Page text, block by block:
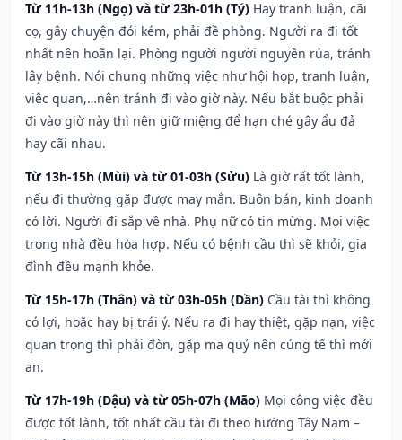
Từ 11h-13h (Ngọ) và từ 23h-01h (Tý) Hay tranh luận, cãi
cọ, gây chuyện đói kém, phải đề phòng. Người ra đi tốt
nhất nên hoãn lại. Phòng người người nguyền rủa, tránh
lây bệnh. Nói chung những việc như hội họp, tranh luận,
việc quan,…nên tránh đi vào giờ này. Nếu bắt buộc phải
đi vào giờ này thì nên giữ miệng để hạn ché gây ẩu đả
hay cãi nhau.
Từ 13h-15h (Mùi) và từ 01-03h (Sửu) Là giờ rất tốt lành,
nếu đi thường gặp được may mắn. Buôn bán, kinh doanh
có lời. Người đi sắp về nhà. Phụ nữ có tin mừng. Mọi việc
trong nhà đều hòa hợp. Nếu có bệnh cầu thì sẽ khỏi, gia
đình đều mạnh khỏe.
Từ 15h-17h (Thân) và từ 03h-05h (Dần) Cầu tài thì không
có lợi, hoặc hay bị trái ý. Nếu ra đi hay thiệt, gặp nạn, việc
quan trọng thì phải đòn, gặp ma quỷ nên cúng tế thì mới
an.
Từ 17h-19h (Dậu) và từ 05h-07h (Mão) Mọi công việc đều
được tốt lành, tốt nhất cầu tài đi theo hướng Tây Nam –